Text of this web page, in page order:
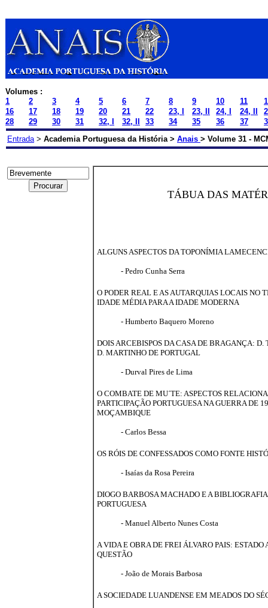
Volumes :
1
2 3 4 5 6 7 8 9 10 11
16
17 18 19 20 21 22 23, I 23, II 24, I 24, II
28
29 30 31 32, I 32, II 33 34 35 36 37
Entrada > Academia Portuguesa da História > Anais > Volume 31 -
TÁBUA DAS
ALGUNS ASPECTOS DA TOPONÍMIA
- Pedro Cunha Serra
O PODER REAL E AS AUTARQUIAS LOCAIS NO
IDADE MÉDIA PARA A IDADE MODERNA
- Humberto Baquero Moreno
DOIS ARCEBISPOS DA CASA DE BRAGANÇA: D.
D. MARTINHO DE PORTUGAL
- Durval Pires de Lima
O COMBATE DE MU´TE: ASPECTOS
PARTICIPAÇÃO PORTUGUESA NA GUERRA DE
MOÇAMBIQUE
- Carlos Bessa
OS RÓIS DE CONFESSADOS COMO FONTE
- Isaías da Rosa Pereira
DIOGO BARBOSA MACHADO E A BIBLIOGRAFIA
PORTUGUESA
- Manuel Alberto Nunes Costa
A VIDA E OBRA DE FREI ÁLVARO PAIS: ESTADO
QUESTÃO
- João de Morais Barbosa
A SOCIEDADE LUANDENSE EM MEADOS DO